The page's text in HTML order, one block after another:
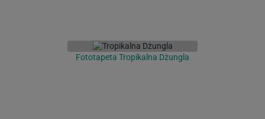
Fototapeta Tropikalna Dżungla